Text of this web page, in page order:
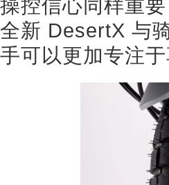
操控信心同样重
全新 DesertX 与
手可以更加专注于